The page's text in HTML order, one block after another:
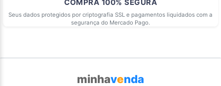
COMPRA 100% SEGURA
Seus dados protegidos por criptografia SSL e pagamentos liquidados com a
segurança do Mercado Pago.
minhavenda